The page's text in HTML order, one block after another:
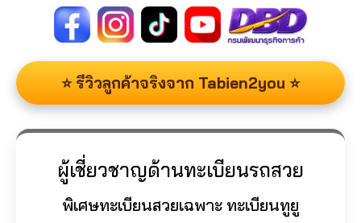
⭐ รีวิวลูกค้าจริงจาก Tabien2you ⭐
ผู้เชี่ยวชาญด้านทะเบียนรถสวย
พิเศษทะเบียนสวยเฉพาะ ทะเบียนทูยู